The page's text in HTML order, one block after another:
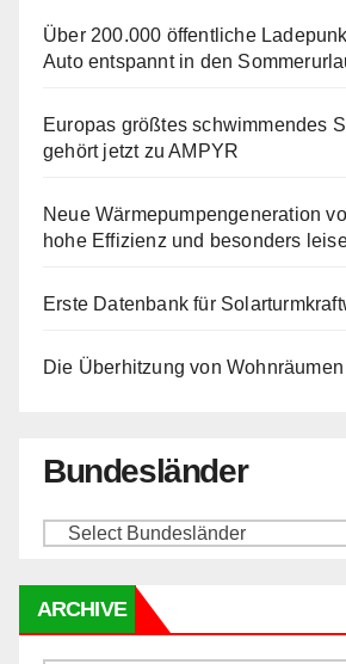
Über 200.000 öffentliche
Auto entspannt in den
Europas größtes schwimmendes
gehört jetzt zu AMPYR
Neue Wärmepumpengeneration
hohe Effizienz und besonders
Erste Datenbank für
Die Überhitzung von
Bundesländer
ARCHIVE